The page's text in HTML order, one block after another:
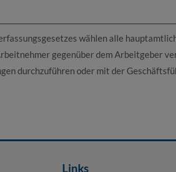
wählen alle
gegenüber dem Arbeitgeber
durchzuführen oder mit der
Links